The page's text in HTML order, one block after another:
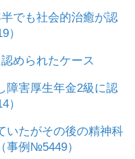
でも社会的治癒が認
）
められたケース
障害厚生年金2級に認
）
いたがその後の精神科
事例№5449）